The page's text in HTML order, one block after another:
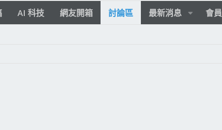
AI 科技 網友開箱 討論區 最新消息 會員